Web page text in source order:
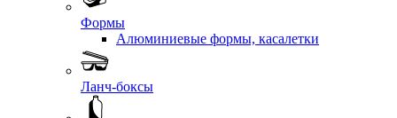
Формы
Алюминиевые формы, касалетки
Ланч-боксы